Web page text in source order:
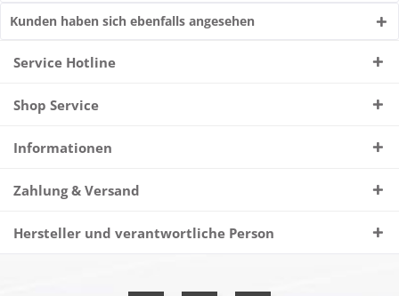
Kunden haben sich ebenfalls angesehen
Service Hotline
Shop Service
Informationen
Zahlung & Versand
Hersteller und verantwortliche Person